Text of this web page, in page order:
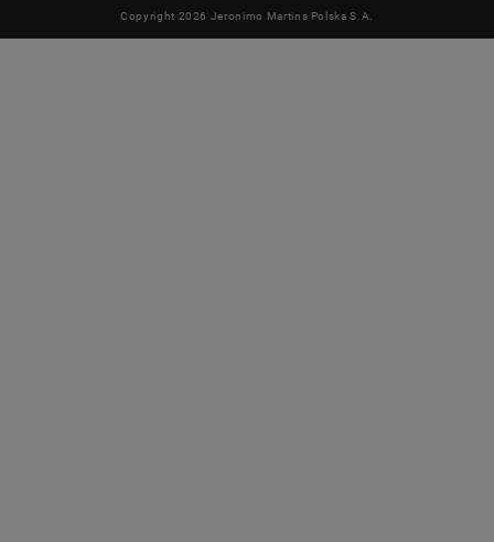
Copyright 2026 Jeronimo Martins Polska S.A.